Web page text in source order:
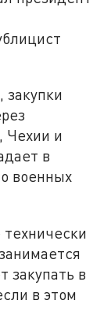
закупки
Чехии и
в
военных
закупать в
в этом